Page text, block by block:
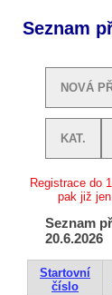
Seznam
NOVÁ
KAT.
Registrace do
pak již
Seznam
20.6.2026
Startovní
číslo